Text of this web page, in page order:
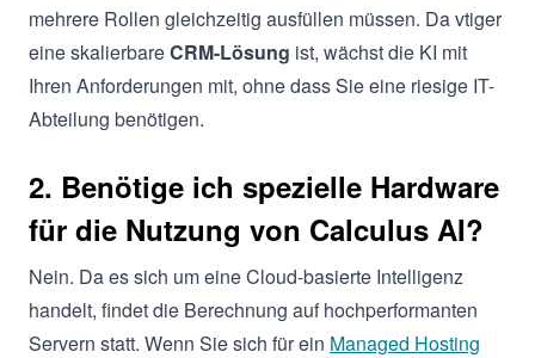
mehrere Rollen gleichzeitig ausfüllen müssen. Da vtiger
eine skalierbareCRM-Lösung ist, wächst die KI mit
Ihren Anforderungen mit, ohne dass Sie eine riesige IT-
Abteilung benötigen.
2. Benötige ich spezielle Hardware
für die Nutzung von Calculus AI?
Nein. Da es sich um eine Cloud-basierte Intelligenz
handelt, findet die Berechnung auf hochperformanten
Servern statt. Wenn Sie sich für ein Managed Hosting